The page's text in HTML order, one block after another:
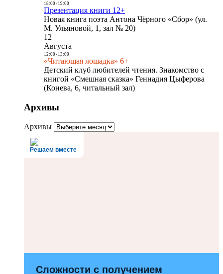
18:00- 19:00
Презентация книги 12+
Новая книга поэта Антона Чёрного «Сбор» (ул.
М. Ульяновой, 1, зал № 20)
12
Августа
12:00- 13:00
«Читающая лошадка» 6+
Детский клуб любителей чтения. Знакомство с
книгой «Смешная сказка» Геннадия Цыферова
(Конева, 6, читальный зал)
Архивы
Архивы
Решаем вместе
Сложности с получением